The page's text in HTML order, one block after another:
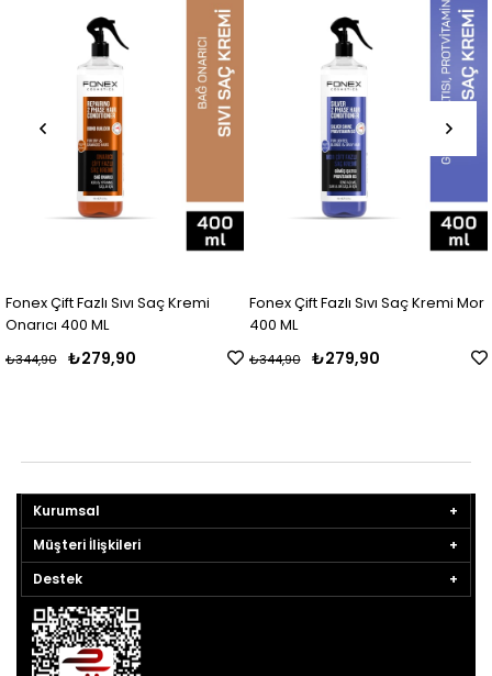
Fonex Çift Fazlı Sıvı Saç Kremi
Onarıcı 400 ML
₺279,90
₺344,90
Fonex Çift Fazlı Sıvı Saç Kremi Mor
400 ML
₺279,90
₺344,90
Kurumsal
Müşteri İlişkileri
Destek